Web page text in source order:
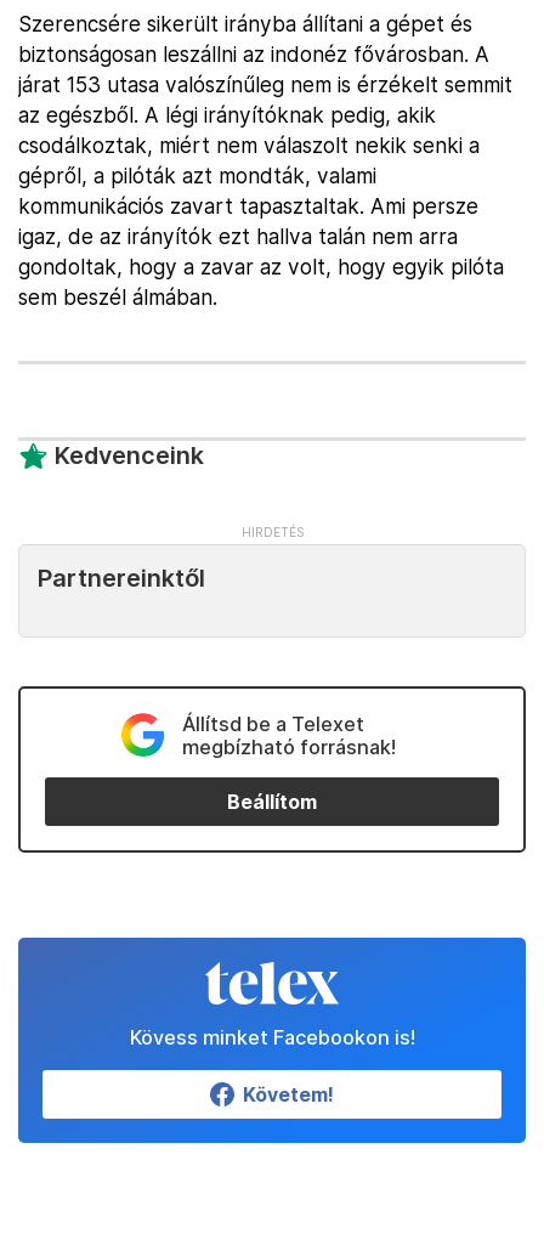
Szerencsére sikerült irányba állítani a gépet és
biztonságosan leszállni az indonéz fővárosban. A
járat 153 utasa valószínűleg nem is érzékelt semmit
az egészből. A légi irányítóknak pedig, akik
csodálkoztak, miért nem válaszolt nekik senki a
gépről, a pilóták azt mondták, valami
kommunikációs zavart tapasztaltak. Ami persze
igaz, de az irányítók ezt hallva talán nem arra
gondoltak, hogy a zavar az volt, hogy egyik pilóta
sem beszél álmában.
Kedvenceink
Partnereinktől
Állítsd be a Telexet
megbízható forrásnak!
Beállítom
Kövess minket Facebookon is!
Követem!